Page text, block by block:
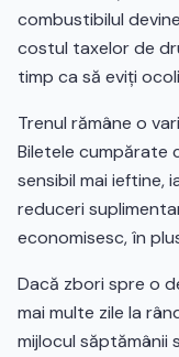
combustibilul
costul taxelor de
timp ca să eviți
Trenul rămâne o
Biletele cumpărate
sensibil mai ieftine,
reduceri
economisesc, în
Dacă zbori spre o
mai multe zile la
mijlocul săptămânii